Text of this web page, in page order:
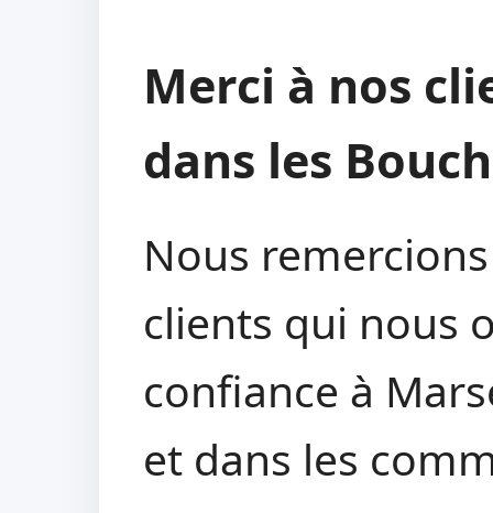
Merci à nos
dans les
Nous
clients qui nous
confiance à
et dans les